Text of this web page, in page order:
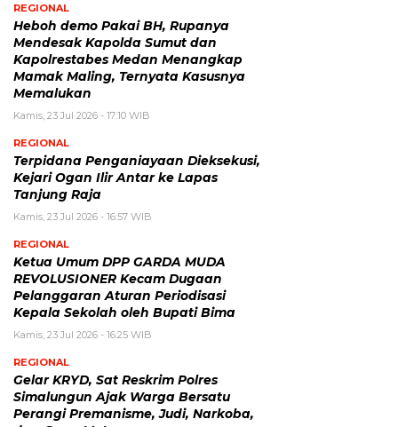
REGIONAL
Heboh demo Pakai BH, Rupanya
Mendesak Kapolda Sumut dan
Kapolrestabes Medan Menangkap
Mamak Maling, Ternyata Kasusnya
Memalukan
Kamis, 23 Jul 2026 - 17:10 WIB
REGIONAL
Terpidana Penganiayaan Dieksekusi,
Kejari Ogan Ilir Antar ke Lapas
Tanjung Raja
Kamis, 23 Jul 2026 - 16:57 WIB
REGIONAL
Ketua Umum DPP GARDA MUDA
REVOLUSIONER Kecam Dugaan
Pelanggaran Aturan Periodisasi
Kepala Sekolah oleh Bupati Bima
Kamis, 23 Jul 2026 - 16:25 WIB
REGIONAL
Gelar KRYD, Sat Reskrim Polres
Simalungun Ajak Warga Bersatu
Perangi Premanisme, Judi, Narkoba,